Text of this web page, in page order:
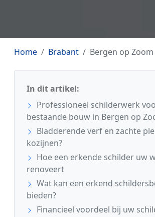
Home Brabant Bergen op Zoom
In dit artikel:
Professioneel schilderwerk
bestaande bouw in Bergen op
Bladderende verf en zachte
kozijnen?
Hoe een erkende schilder uw
renoveert
Wat kan een erkend
bieden?
Financieel voordeel bij uw